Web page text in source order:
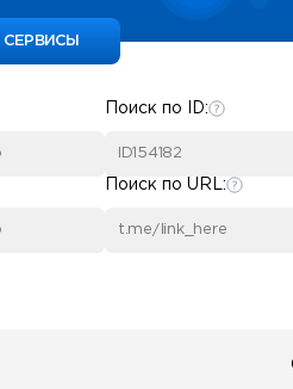
СЕРВИСЫ
Поиск по ID:
Поиск по URL: